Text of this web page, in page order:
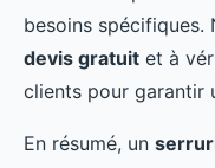
besoins spécifiques.
devis gratuit et à
clients pour garantir
En résumé, un